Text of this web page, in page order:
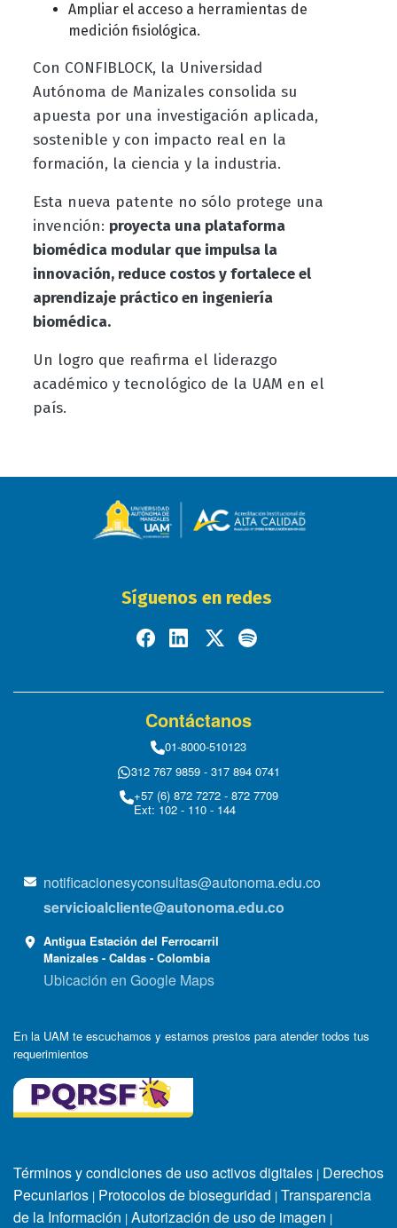
Ampliar el acceso a herramientas de
medición fisiológica.
Con CONFIBLOCK, la Universidad
Autónoma de Manizales consolida su
apuesta por una investigación aplicada,
sostenible y con impacto real en la
formación, la ciencia y la industria.
Esta nueva patente no sólo protege una
invención: proyecta una plataforma
biomédica modular que impulsa la
innovación, reduce costos y fortalece el
aprendizaje práctico en ingeniería
biomédica.
Un logro que reafirma el liderazgo
académico y tecnológico de la UAM en el
país.
Síguenos en redes
Contáctanos
01-8000-510123
312 767 9859 - 317 894 0741
+57 (6) 872 7272 - 872 7709
Ext: 102 - 110 - 144
notificacionesyconsultas@autonoma.edu.co
servicioalcliente@autonoma.edu.co
Antigua Estación del Ferrocarril
Manizales - Caldas - Colombia
Ubicación en Google Maps
En la UAM te escuchamos y estamos prestos para atender todos tus
requerimientos
Términos y condiciones de uso activos digitales | Derechos
Pecuniarios | Protocolos de bioseguridad | Transparencia
de la Información | Autorización de uso de imagen |